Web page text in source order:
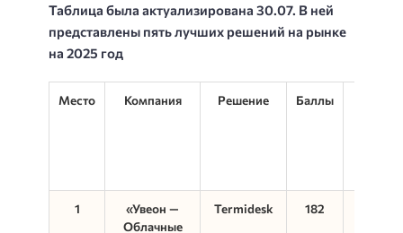
Таблица была актуализирована 30.07. В ней
представлены пять лучших решений на рынке
на 2025 год
Место Компания Решение Баллы
1
«Увеон —
Облачные
Termidesk 182